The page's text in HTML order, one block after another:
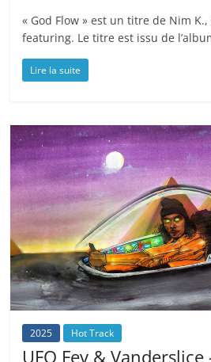
« God Flow » est un titre de Nim K.,
featuring. Le titre est issu de
Lire la suite
2025 Hot Track
UFO Fev & Vanderslice